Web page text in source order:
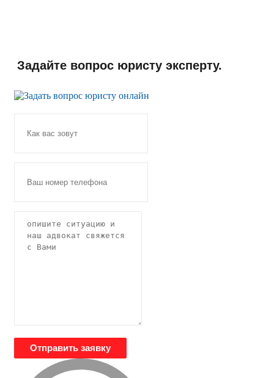
Задайте вопрос юристу эксперту.
Отправить заявку